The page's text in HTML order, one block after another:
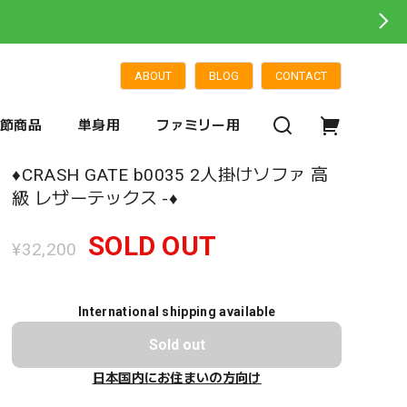
ABOUT BLOG CONTACT
商品 単身用 ファミリー用
♦️CRASH GATE b0035 2人掛けソファ 高
級 レザーテックス -♦️
¥32,200 SOLD OUT
International shipping available
Sold out
日本国内にお住まいの方向け